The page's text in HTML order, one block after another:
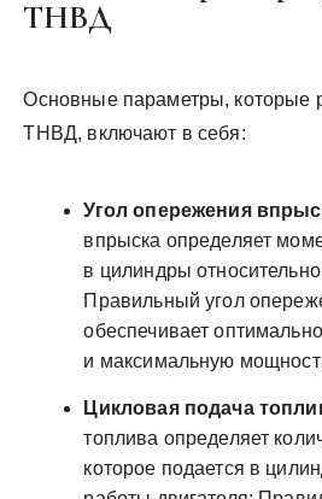
ТНВД
Основные параметры, которые
ТНВД, включают в себя:
Угол опережения
впрыска определяет
в цилиндры
Правильный угол
обеспечивает
и максимальную
Цикловая подача
топлива определяет
которое подается в